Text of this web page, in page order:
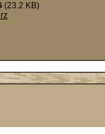
(23.2 KB)